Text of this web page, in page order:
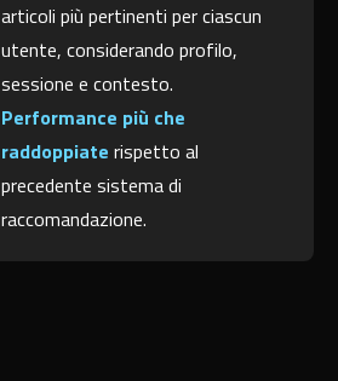
articoli più pertinenti per ciascun
utente, considerando profilo,
sessione e contesto.
Performance più che
raddoppiate rispetto al
precedente sistema di
raccomandazione.